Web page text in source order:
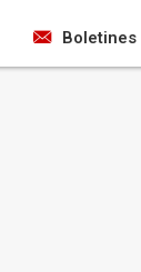
Boletines